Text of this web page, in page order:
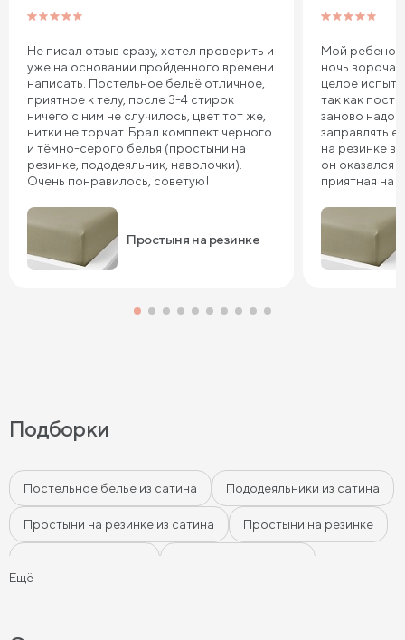
Не писал отзыв сразу, хотел проверить и
уже на основании пройденного времени
написать. Постельное бельё отличное,
приятное к телу, после 3-4 стирок
ничего с ним не случилось, цвет тот же,
нитки не торчат. Брал комплект черного
и тёмно-серого белья (простыни на
резинке, пододеяльник, наволочки).
Очень понравилось, советую!
Простыня на резинке
Мой ребенок
ночь
целое
так как
заново надо
заправлять
на резинке в
он оказался
приятная на
Подборки
Постельное белье из сатина Пододеяльники из сатина
Простыни на резинке из сатина Простыни на резинке
Ещё